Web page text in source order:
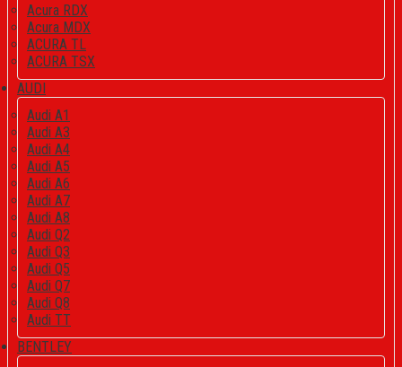
Acura RDX
Acura MDX
ACURA TL
ACURA TSX
AUDI
Audi A1
Audi A3
Audi A4
Audi A5
Audi A6
Audi A7
Audi A8
Audi Q2
Audi Q3
Audi Q5
Audi Q7
Audi Q8
Audi TT
BENTLEY